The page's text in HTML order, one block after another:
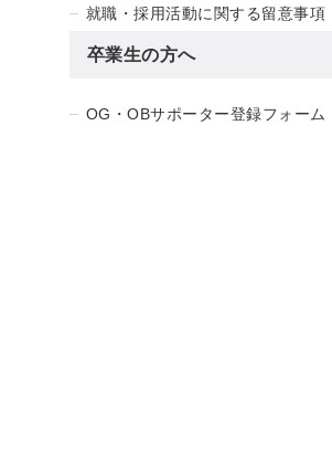
就職・採用活動に関する留意事項
卒業生の方へ
OG・OBサポーター登録フォーム